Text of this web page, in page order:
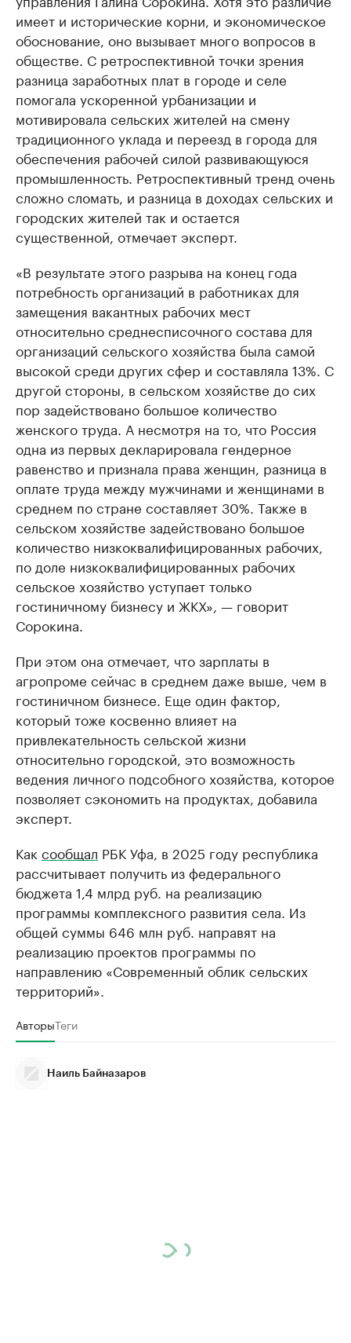
имеет и исторические корни, и экономическое
обоснование, оно вызывает много вопросов в
обществе. С ретроспективной точки зрения
разница заработных плат в городе и селе
помогала ускоренной урбанизации и
мотивировала сельских жителей на смену
традиционного уклада и переезд в города для
обеспечения рабочей силой развивающуюся
промышленность. Ретроспективный тренд очень
сложно сломать, и разница в доходах сельских и
городских жителей так и остается
существенной, отмечает эксперт.
«В результате этого разрыва на конец года
потребность организаций в работниках для
замещения вакантных рабочих мест
относительно среднесписочного состава для
организаций сельского хозяйства была самой
высокой среди других сфер и составляла 13%. С
другой стороны, в сельском хозяйстве до сих
пор задействовано большое количество
женского труда. А несмотря на то, что Россия
одна из первых декларировала гендерное
равенство и признала права женщин, разница в
оплате труда между мужчинами и женщинами в
среднем по стране составляет 30%. Также в
сельском хозяйстве задействовано большое
количество низкоквалифицированных рабочих,
по доле низкоквалифицированных рабочих
сельское хозяйство уступает только
гостиничному бизнесу и ЖКХ», — говорит
Сорокина.
При этом она отмечает, что зарплаты в
агропроме сейчас в среднем даже выше, чем в
гостиничном бизнесе. Еще один фактор,
который тоже косвенно влияет на
привлекательность сельской жизни
относительно городской, это возможность
ведения личного подсобного хозяйства, которое
позволяет сэкономить на продуктах, добавила
эксперт.
Как сообщал РБК Уфа, в 2025 году республика
рассчитывает получить из федерального
бюджета 1,4 млрд руб. на реализацию
программы комплексного развития села. Из
общей суммы 646 млн руб. направят на
реализацию проектов программы по
направлению «Современный облик сельских
территорий».
АвторыТеги
Наиль Байназаров